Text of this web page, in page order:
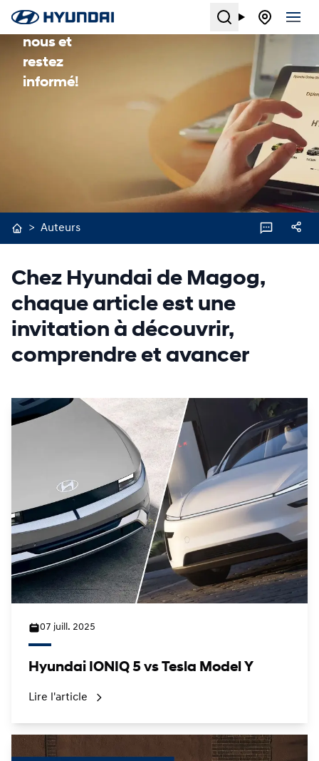
Search
Suivez-
nous et
restez
informé!
> Auteurs
Chez Hyundai de Magog,
chaque article est une
invitation à découvrir,
comprendre et avancer
07 juill. 2025
Hyundai IONIQ 5 vs Tesla Model Y
Lire l'article